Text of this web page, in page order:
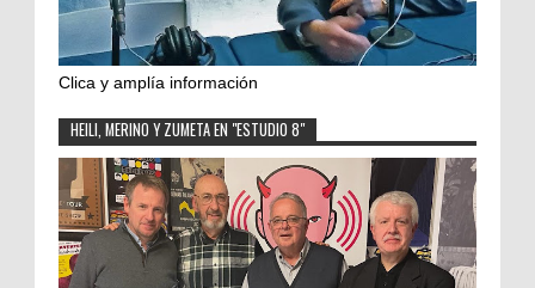
Clica y amplía información
HEILI, MERINO Y ZUMETA EN "ESTUDIO 8"